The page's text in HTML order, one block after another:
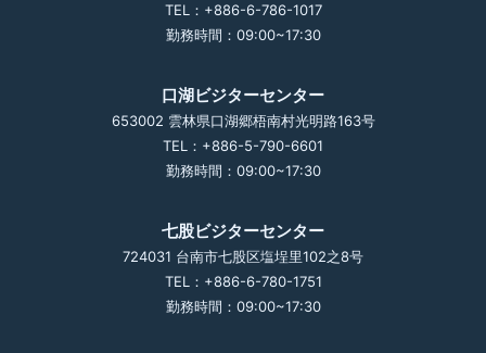
TEL：+886-6-786-1017
勤務時間：09:00~17:30
口湖ビジターセンター
653002 雲林県口湖郷梧南村光明路163号
TEL：+886-5-790-6601
勤務時間：09:00~17:30
七股ビジターセンター
724031 台南市七股区塩埕里102之8号
TEL：+886-6-780-1751
勤務時間：09:00~17:30